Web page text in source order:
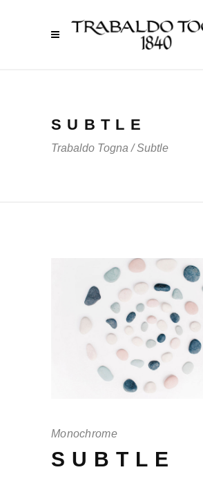
SUBTLE
Trabaldo Togna /Subtle
Monochrome
SUBTLE